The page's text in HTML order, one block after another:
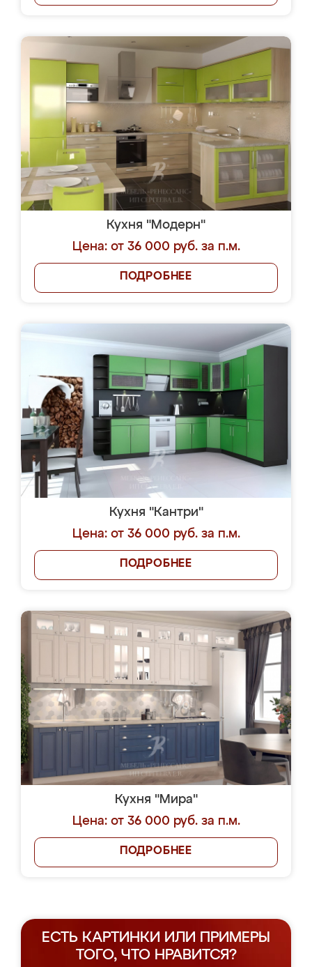
Кухня "Модерн"
Цена: от 36 000 руб. за п.м.
ПОДРОБНЕЕ
Кухня "Кантри"
Цена: от 36 000 руб. за п.м.
ПОДРОБНЕЕ
Кухня "Мира"
Цена: от 36 000 руб. за п.м.
ПОДРОБНЕЕ
ЕСТЬ КАРТИНКИ ИЛИ ПРИМЕРЫ
ТОГО, ЧТО НРАВИТСЯ?